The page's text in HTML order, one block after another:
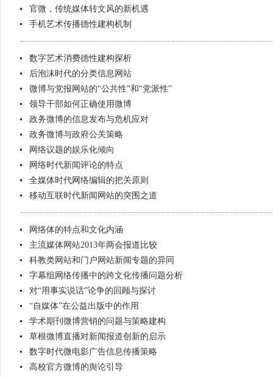
官微，传统媒体转文风的新机遇
手机艺术传播德性建构机制
数字艺术消费德性建构探析
后泡沫时代的分类信息网站
微博与党报网站的“公共性”和“党派性”
领导干部如何正确使用微博
政务微博的信息发布与危机应对
政务微博与政府公关策略
网络议题的娱乐化倾向
网络时代新闻评论的特点
全媒体时代网络编辑的把关原则
移动互联时代新闻网站的突围之道
网络体的特点和文化内涵
主流媒体网站2013年两会报道比较
科教类网站和门户网站新闻专题的异同
字幕组网络传播中的跨文化传播问题分析
对“用事实说话”论争的回顾与探讨
“自媒体”在公益出版中的作用
学术期刊微博营销的问题与策略建构
草根微博直播对新闻报道创新的启示
数字时代微电影广告信息传播策略
高校官方微博的舆论引导